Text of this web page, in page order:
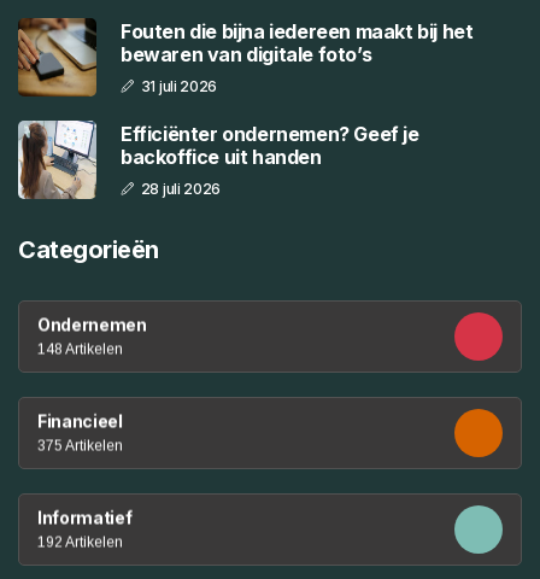
Fouten die bijna iedereen maakt bij het
bewaren van digitale foto’s
31 juli 2026
Efficiënter ondernemen? Geef je
backoffice uit handen
28 juli 2026
Categorieën
Ondernemen
148 Artikelen
Financieel
375 Artikelen
Informatief
192 Artikelen